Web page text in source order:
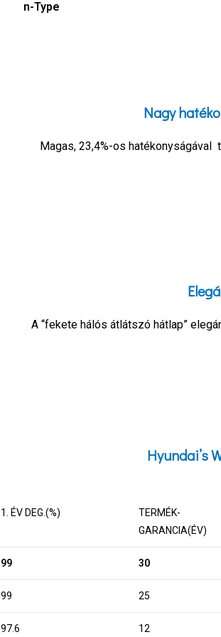
n-Type
Nagy
Magas, 23,4%-os hatékonyságával
A “fekete hálós átlátszó hátlap”
Hyundai’s
1. ÉV DEG.(%)
TERMÉK-
GARANCIA(ÉV)
99 30
99 25
97.6 12